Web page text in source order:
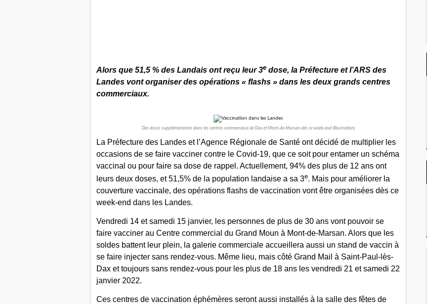
Alors que 51,5 % des Landais ont reçu leur 3e dose, la Préfecture et l’ARS des
Landes vont organiser des opérations « flashs » dans les deux grands centres
commerciaux.
Des doses supplémentaires dans les centres commerciaux de Dax et Mont-de-Marsan dès ce week-end (Illustration)
La Préfecture des Landes et l’Agence Régionale de Santé ont décidé de multiplier les
occasions de se faire vacciner contre le Covid-19, que ce soit pour entamer un schéma
vaccinal ou pour faire sa dose de rappel. Actuellement, 94% des plus de 12 ans ont
leurs deux doses, et 51,5% de la population landaise a sa 3e. Mais pour améliorer la
couverture vaccinale, des opérations flashs de vaccination vont être organisées dès ce
week-end dans les Landes.
Vendredi 14 et samedi 15 janvier, les personnes de plus de 30 ans vont pouvoir se
faire vacciner au Centre commercial du Grand Moun à Mont-de-Marsan. Alors que les
soldes battent leur plein, la galerie commerciale accueillera aussi un stand de vaccin à
se faire injecter sans rendez-vous. Même lieu, mais côté Grand Mail à Saint-Paul-lès-
Dax et toujours sans rendez-vous pour les plus de 18 ans les vendredi 21 et samedi 22
janvier 2022.
Ces centres de vaccination éphémères seront aussi installés à la salle des fêtes de